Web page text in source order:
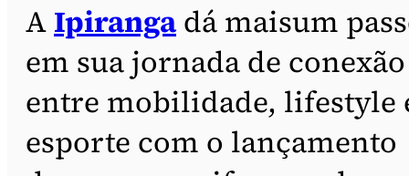
A Ipirangadá maisum
em sua jornada de conexão
entre mobilidade, lifestyle
esporte com o lançamento